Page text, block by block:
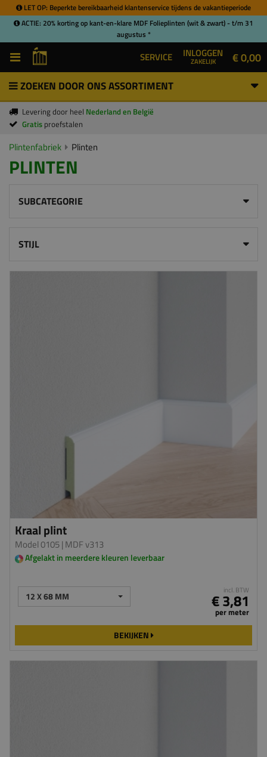
LET OP: Beperkte bereikbaarheid klantenservice tijdens de vakantieperiode
ACTIE: 20% korting op kant-en-klare MDF Folieplinten (wit & zwart) - t/m 31
augustus *
SERVICE INLOGGEN
ZAKELIJK € 0,00
ZOEKEN DOOR ONS ASSORTIMENT
Levering door heel Nederland en België
Gratis proefstalen
Plintenfabriek Plinten
PLINTEN
SUBCATEGORIE
STIJL
Kraal plint
Model 0105| MDF v313
Afgelakt in meerdere kleuren leverbaar
12 X 68 MM incl. BTW
€ 3,81
per meter
BEKIJKEN